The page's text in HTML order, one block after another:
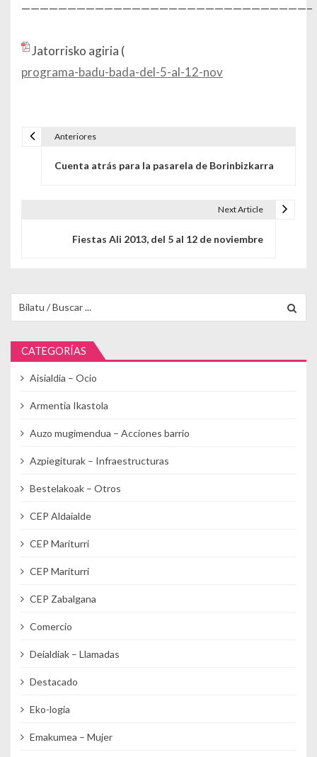
———————————————————————————————–
Jatorrisko agiria (
programa-badu-bada-del-5-al-12-nov
Anteriores
Cuenta atrás para la pasarela de Borinbizkarra
Next Article
Fiestas Ali 2013, del 5 al 12 de noviembre
CATEGORÍAS
Aisialdia – Ocio
Armentia Ikastola
Auzo mugimendua – Acciones barrio
Azpiegiturak – Infraestructuras
Bestelakoak – Otros
CEP Aldaialde
CEP Mariturri
CEP Mariturri
CEP Zabalgana
Comercio
Deialdiak – Llamadas
Destacado
Eko-logia
Emakumea – Mujer